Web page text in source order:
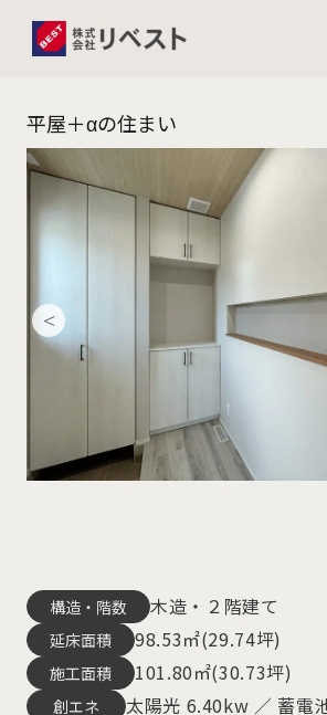
平屋＋αの住まい
構造・階数 木造・２階建て
延床面積 98.53㎡(29.74坪)
施工面積 101.80㎡(30.73坪)
創エネ 太陽光 6.40kw ／ 蓄電